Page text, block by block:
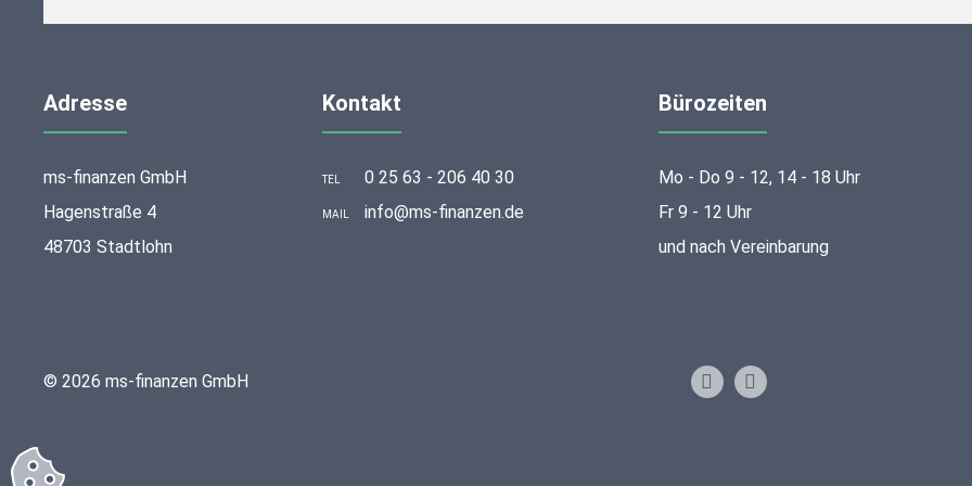
Adresse
ms-finanzen GmbH
Hagenstraße 4
48703 Stadtlohn
Kontakt
TEL 0 25 63 - 206 40 30
MAIL info@ms-finanzen.de
Bürozeiten
Mo - Do 9 - 12, 14 - 18 Uhr
Fr 9 - 12 Uhr
und nach Vereinbarung
© 2026 ms-finanzen GmbH